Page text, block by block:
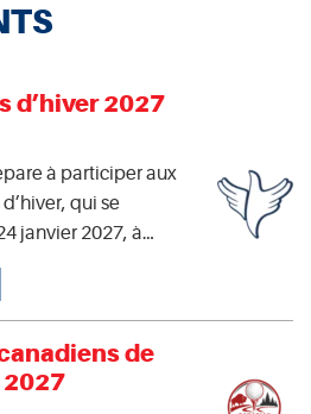
d’hiver 2027
à participer aux
qui se
janvier 2027, à…
de
2027